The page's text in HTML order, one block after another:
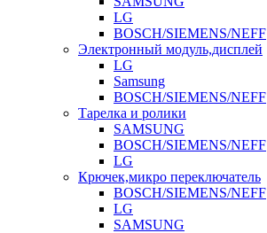
LG
BOSCH/SIEMENS/NEFF
Электронный модуль,дисплей
LG
Samsung
BOSCH/SIEMENS/NEFF
Тарелка и ролики
SAMSUNG
BOSCH/SIEMENS/NEFF
LG
Крючек,микро переключатель
BOSCH/SIEMENS/NEFF
LG
SAMSUNG